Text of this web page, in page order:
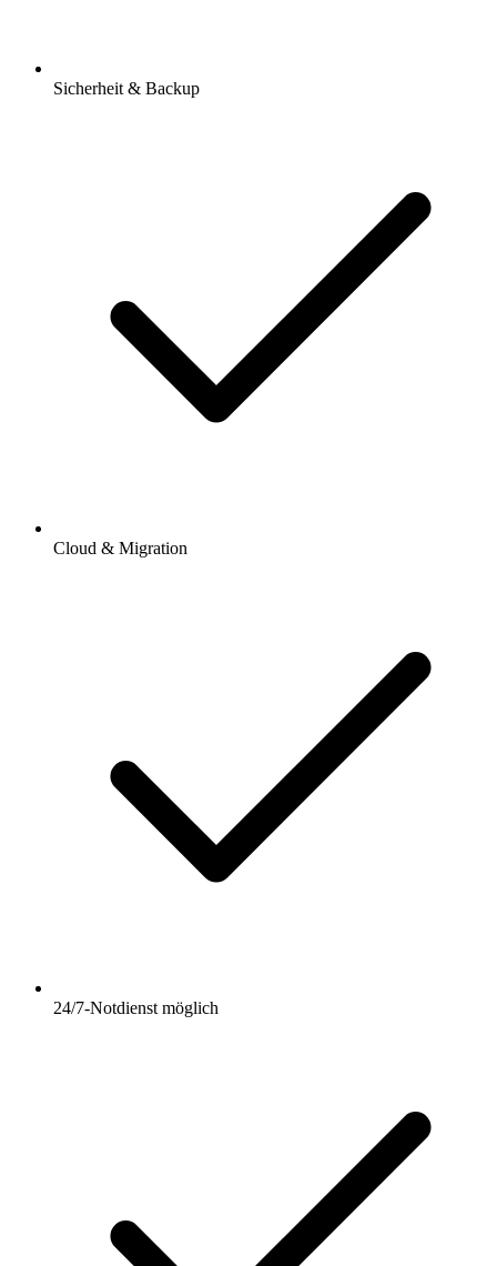
Sicherheit & Backup
Cloud & Migration
24/7-Notdienst möglich